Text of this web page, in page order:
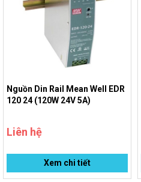
Nguồn Din Rail Mean Well EDR
120 24 (120W 24V 5A)
Liên hệ
Xem chi tiết